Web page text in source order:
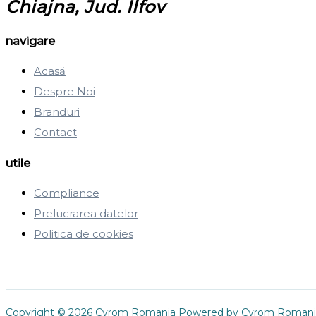
Chiajna, Jud. Ilfov
navigare
Acasă
Despre Noi
Branduri
Contact
utile
Compliance
Prelucrarea datelor
Politica de cookies
Copyright © 2026 Cyrom Romania Powered by Cyrom